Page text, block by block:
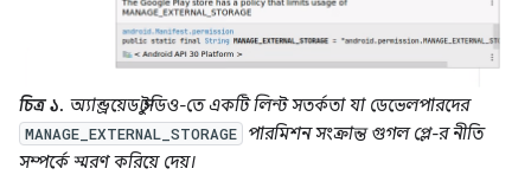
চিত্র ১. অ্যান্ড্রয়েড স্টুডিও-তে একটি লিন্ট সতর্কতা যা ডেভেলপারদের
MANAGE_EXTERNAL_STORAGE
পারমিশন সংক্রান্ত গুগল প্লে-র নীতি
সম্পর্কে স্মরণ করিয়ে দেয়।